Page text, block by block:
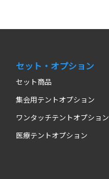
セット・オプション
セット商品
集会用テントオプション
ワンタッチテントオプション
医療テントオプション